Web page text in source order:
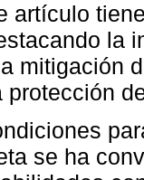
artículo
la
mitigación
protección
se ha